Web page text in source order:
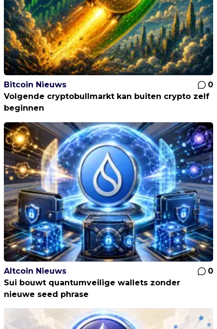
Bitcoin Nieuws
0
Volgende cryptobullmarkt kan buiten crypto zelf
beginnen
Altcoin Nieuws
0
Sui bouwt quantumveilige wallets zonder
nieuwe seed phrase